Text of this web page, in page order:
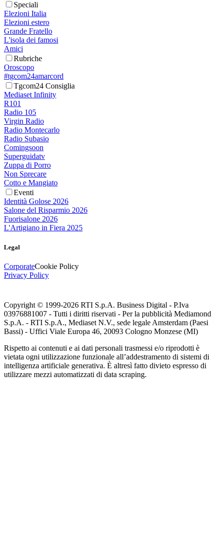
Speciali
Elezioni Italia
Elezioni estero
Grande Fratello
L'isola dei famosi
Amici
Rubriche
Oroscopo
#tgcom24amarcord
Tgcom24 Consiglia
Mediaset Infinity
R101
Radio 105
Virgin Radio
Radio Montecarlo
Radio Subasio
Comingsoon
Superguidatv
Zuppa di Porro
Non Sprecare
Cotto e Mangiato
Eventi
Identità Golose 2026
Salone del Risparmio 2026
Fuorisalone 2026
L'Artigiano in Fiera 2025
Legal
CorporateCookie Policy
Privacy Policy
Copyright © 1999-2026 RTI S.p.A. Business Digital - P.Iva
03976881007 - Tutti i diritti riservati - Per la pubblicità Mediamond
S.p.A. - RTI S.p.A., Mediaset N.V., sede legale Amsterdam (Paesi
Bassi) - Uffici Viale Europa 46, 20093 Cologno Monzese (MI)
Rispetto ai contenuti e ai dati personali trasmessi e/o riprodotti è
vietata ogni utilizzazione funzionale all’addestramento di sistemi di
intelligenza artificiale generativa. È altresì fatto divieto espresso di
utilizzare mezzi automatizzati di data scraping.